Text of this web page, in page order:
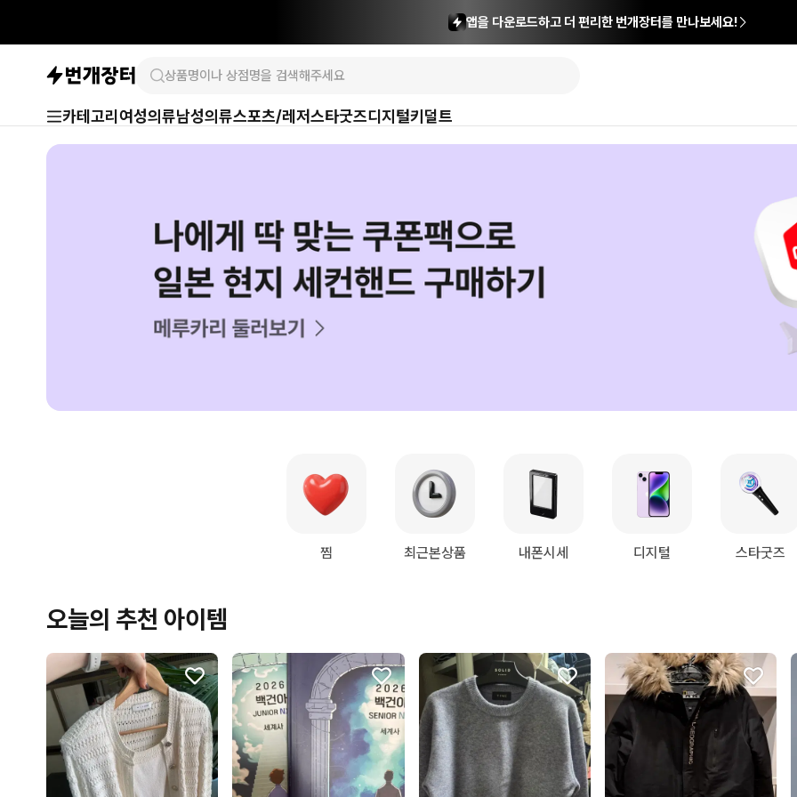
앱을 다운로드하고 더 편리한 번개장터를 만나보세요!
카테고리 여성의류남성의류스포츠/레저스타굿즈디지털키덜트
찜 최근본상품 내폰시세 디지털 스타굿즈
오늘의 추천 아이템